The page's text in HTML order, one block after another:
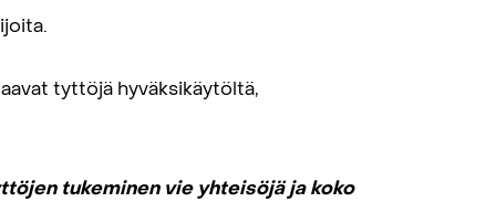
tyttöjä hyväksikäytöltä,
tukeminen vie yhteisöjä ja koko